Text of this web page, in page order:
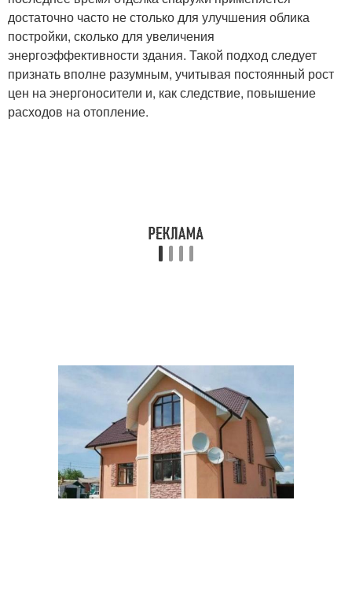
достаточно часто не столько для улучшения облика
постройки, сколько для увеличения
энергоэффективности здания. Такой подход следует
признать вполне разумным, учитывая постоянный рост
цен на энергоносители и, как следствие, повышение
расходов на отопление.